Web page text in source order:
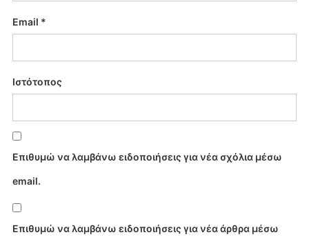
Email *
Ιστότοπος
Επιθυμώ να λαμβάνω ειδοποιήσεις για νέα σχόλια μέσω
email.
Επιθυμώ να λαμβάνω ειδοποιήσεις για νέα άρθρα μέσω